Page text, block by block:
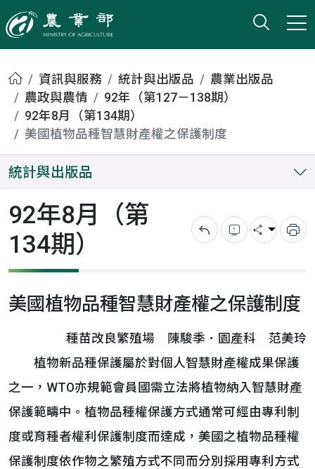
農業部
打開
小版
首頁資訊與服務 統計與出版品
農業出版品
農政與農情
92年（第127－138期）
92年8月（第134期）
美國植物品種智慧財產權之保護制度
統計與出版品
92年8月（第
134期）
回上一頁錯誤回報
分享 列
美國植物品種智慧財產權之保護制度
種苗改良繁殖場 陳駿季．園產科 范美玲
植物新品種保護屬於對個人智慧財產權成果保護
之一，WTO亦規範會員國需立法將植物納入智慧財產
保護範疇中。植物品種權保護方式通常可經由專利制
度或育種者權利保護制度而達成，美國之植物品種權
保護制度依作物之繁殖方式不同而分別採用專利方式